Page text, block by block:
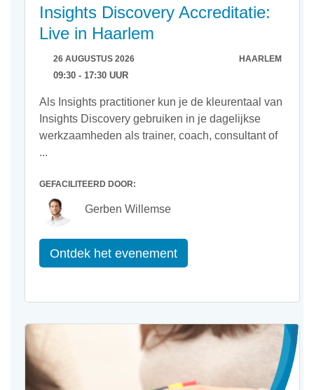
Insights Discovery Accreditatie:
Live in Haarlem
26 AUGUSTUS 2026 HAARLEM
09:30 - 17:30 UUR
Als Insights practitioner kun je de kleurentaal van
Insights Discovery gebruiken in je dagelijkse
werkzaamheden als trainer, coach, consultant of
...
GEFACILITEERD DOOR:
Gerben Willemse
Ontdek het evenement